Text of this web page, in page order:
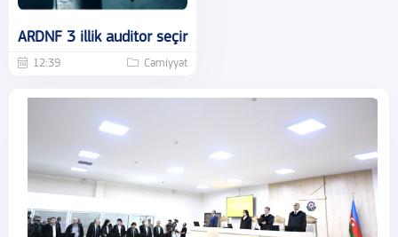
ARDNF 3 illik auditor seçir
12:39 Cəmiyyət